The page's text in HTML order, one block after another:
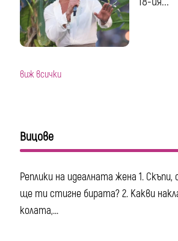
виж всички
Вицове
Реплики на идеалната жена 1. Скъпи,
ще ти стигне бирата? 2. Какви
колата,...